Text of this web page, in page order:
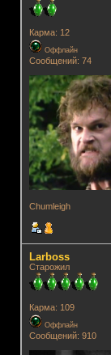
Карма: 12
Оффлайн
Сообщений: 74
Chumleigh
Lаrboss
Старожил
Карма: 109
Оффлайн
Сообщений: 910